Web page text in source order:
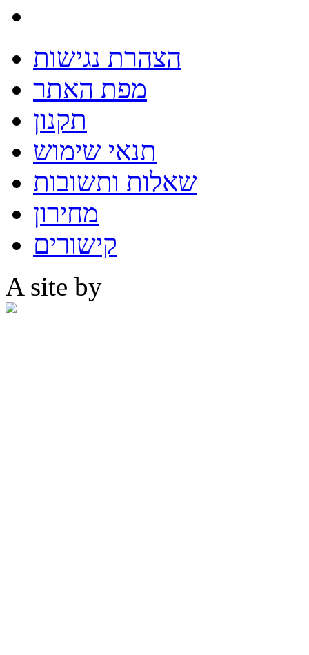
הצהרת נגישות
מפת האתר
תקנון
תנאי שימוש
שאלות ותשובות
מחירון
קישורים
A site by